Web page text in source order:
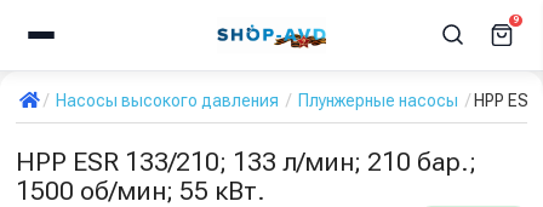
9
Насосы высокого давления Плунжерные насосы HPP
HPP ESR 133/210; 133 л/мин; 210 бар.;
1500 об/мин; 55 кВт.